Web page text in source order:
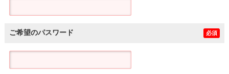
ご希望のパスワード 必須